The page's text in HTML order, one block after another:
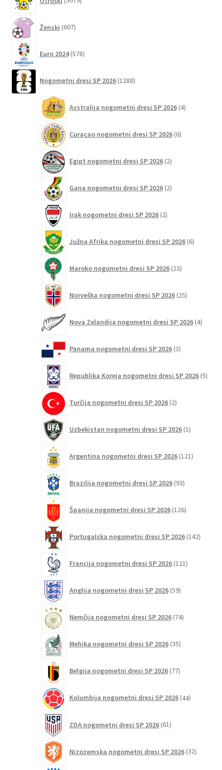
izdelkov
Ženski 607izdelkov
Euro 2024 578izdelkov
Nogometni dresi SP 2026 1288izdelkov
Avstralija nogometni dresi SP 2026 4izdelki
Curaçao nogometni dresi SP 2026 6izdelkov
Egipt nogometni dresi SP 2026 2izdelka
Gana nogometni dresi SP 2026 2izdelka
Irak nogometni dresi SP 2026 2izdelka
Južna Afrika nogometni dresi SP 2026 6izdelkov
Maroko nogometni dresi SP 2026 23izdelkov
Norveška nogometni dresi SP 2026 25izdelkov
Nova Zelandija nogometni dresi SP 2026 4izdelki
Panama nogometni dresi SP 2026 3izdelki
Republika Koreja nogometni dresi SP 2026 5
Turčija nogometni dresi SP 2026 2izdelka
Uzbekistan nogometni dresi SP 2026 1izdelek
Argentina nogometni dresi SP 2026 121izdelkov
Brazilija nogometni dresi SP 2026 93izdelkov
Španija nogometni dresi SP 2026 126izdelkov
Portugalska nogometni dresi SP 2026 142
Francija nogometni dresi SP 2026 121izdelkov
Anglija nogometni dresi SP 2026 59izdelkov
Nemčija nogometni dresi SP 2026 74izdelkov
Mehika nogometni dresi SP 2026 35izdelkov
Belgija nogometni dresi SP 2026 77izdelkov
Kolumbija nogometni dresi SP 2026 44izdelkov
ZDA nogometni dresi SP 2026 61izdelkov
Nizozemska nogometni dresi SP 2026 32izdelkov